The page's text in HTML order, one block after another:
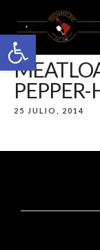
Open toolbar
25 JULIO, 2014